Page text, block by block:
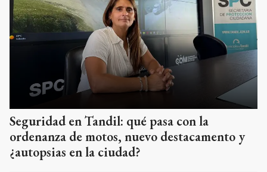
Seguridad en Tandil: qué pasa con la
ordenanza de motos, nuevo destacamento y
¿autopsias en la ciudad?